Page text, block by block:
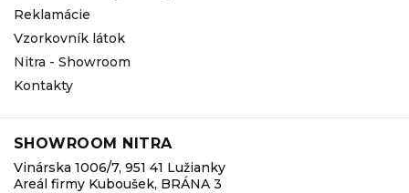
Reklamácie
Vzorkovník látok
Nitra - Showroom
Kontakty
SHOWROOM NITRA
Vinárska 1006/7, 951 41 Lužianky
Areál firmy Kuboušek, BRÁNA 3